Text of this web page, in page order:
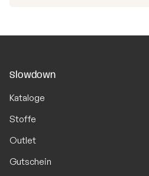
Slowdown
Kataloge
Stoffe
Outlet
Gutschein